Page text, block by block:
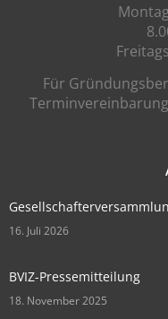
Für
16. Juli 2026
BVIZ-Pressemitteilung
18. November 2025